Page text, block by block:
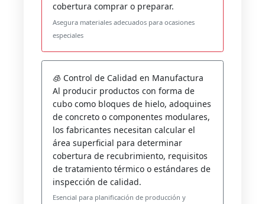
cobertura comprar o preparar.
Asegura materiales adecuados para ocasiones
especiales
🧊 Control de Calidad en Manufactura
Al producir productos con forma de
cubo como bloques de hielo, adoquines
de concreto o componentes modulares,
los fabricantes necesitan calcular el
área superficial para determinar
cobertura de recubrimiento, requisitos
de tratamiento térmico o estándares de
inspección de calidad.
Esencial para planificación de producción y